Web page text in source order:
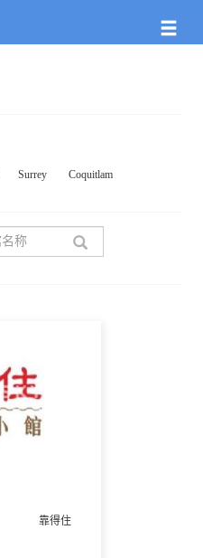
Surrey Coquitlam
White Rock Maple Ridge
Mission
靠得住